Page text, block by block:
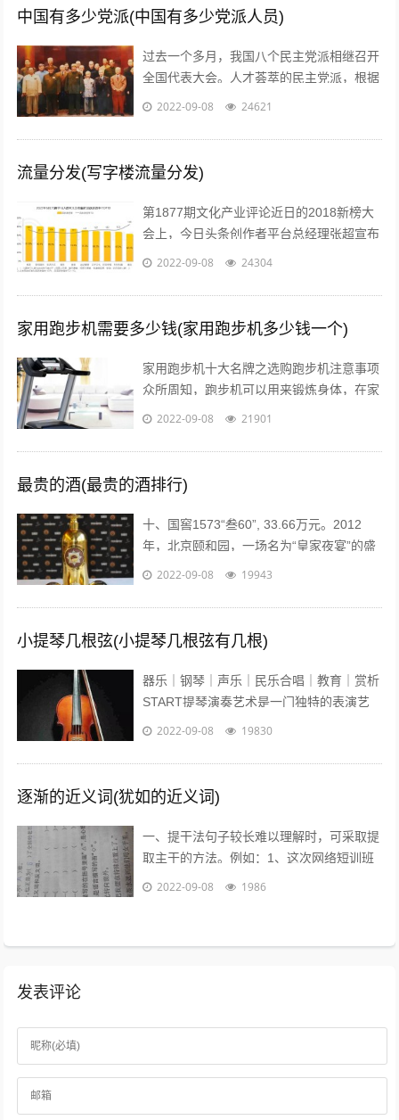
中国有多少党派(中国有多少党派人员)
过去一个多月，我国八个民主党派相继召开
全国代表大会。人才荟萃的民主党派，根据
历史传统各有特色、成员界别也各具特点。
2022-09-08 24621
流量分发(写字楼流量分发)
第1877期文化产业评论近日的2018新榜大
会上，今日头条创作者平台总经理张超宣布
头条号平台将全面升级。升级后，平台将支
2022-09-08 24304
家用跑步机需要多少钱(家用跑步机多少钱一个)
家用跑步机十大名牌之选购跑步机注意事项
众所周知，跑步机可以用来锻炼身体，在家
配置跑步机的明星也不少。近日，张继科的
2022-09-08 21901
最贵的酒(最贵的酒排行)
十、国窖1573“叁60”, 33.66万元。2012
年，北京颐和园，一场名为“皇家夜宴”的盛
宴举行。中国高端奢侈白酒品牌——国窖
2022-09-08 19943
小提琴几根弦(小提琴几根弦有几根)
器乐｜钢琴｜声乐｜民乐合唱｜教育｜赏析
START提琴演奏艺术是一门独特的表演艺
术，它的音色轻盈悦耳、沁人心脾、它宛如
2022-09-08 19830
逐渐的近义词(犹如的近义词)
一、提干法句子较长难以理解时，可采取提
取主干的方法。例如：1、这次网络短训班
的学员，除北大本校人员外，还有来自清华
2022-09-08 1986
发表评论